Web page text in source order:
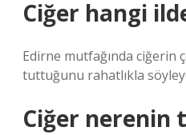
Ciğer hangi
Edirne mutfağında ciğerin
tuttuğunu rahatlıkla
Ciğer nerenin